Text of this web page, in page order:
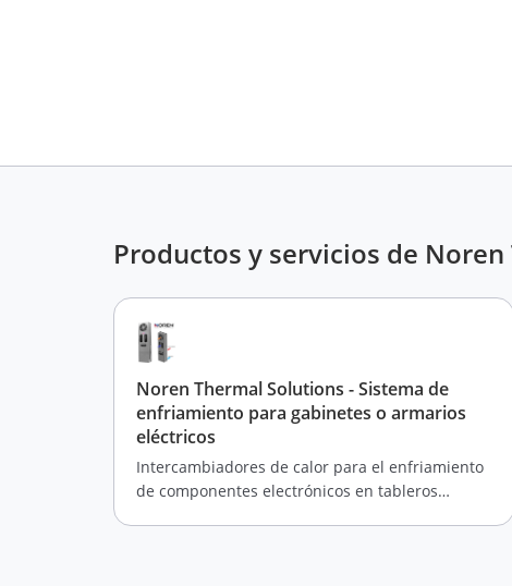
Productos y servicios de
Noren Thermal Solutions - Sistema de
enfriamiento para gabinetes o armarios
eléctricos
Intercambiadores de calor para el enfriamiento
de componentes electrónicos en tableros